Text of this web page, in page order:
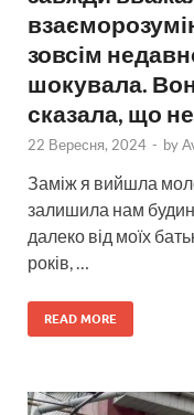
зовсім
шокувала.
сказала, що
22 Вересня, 2024 - by
Заміж я вийшла
залишила нам
далеко від моїх
років, …
READ MORE